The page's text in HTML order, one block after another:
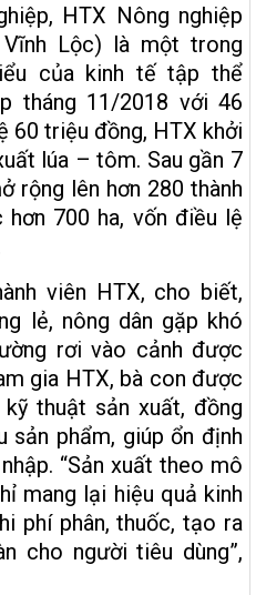
HTX Nông nghiệp
Lộc) là một trong
của kinh tế tập thể
tháng 11/2018 với 46
60 triệu đồng, HTX khởi
lúa – tôm. Sau gần 7
rộng lên hơn 280 thành
700 ha, vốn điều lệ
viên HTX, cho biết,
lẻ, nông dân gặp khó
rơi vào cảnh được
gia HTX, bà con được
thuật sản xuất, đồng
phẩm, giúp ổn định
“Sản xuất theo mô
mang lại hiệu quả kinh
phí phân, thuốc, tạo ra
cho người tiêu dùng”,